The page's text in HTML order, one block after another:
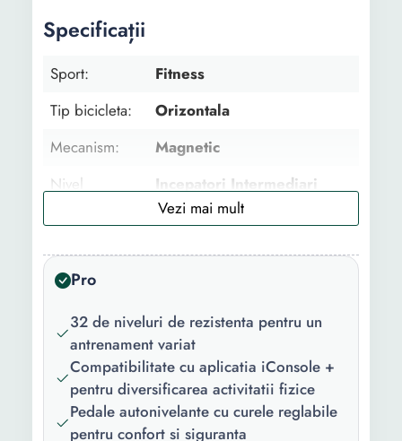
Specificații
Sport:
Fitness
Tip bicicleta:
Orizontala
Mecanism:
Magnetic
Nivel
Incepatori Intermediari
Avansati Experti
dificultate:
Greutate
maxima
suportata:
150 Kg
Pro
32 de niveluri de rezistenta pentru un
antrenament variat
Compatibilitate cu aplicatia iConsole +
pentru diversificarea activitatii fizice
Pedale autonivelante cu curele reglabile
pentru confort si siguranta